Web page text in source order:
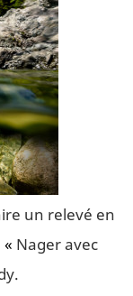
un relevé en
« Nager avec